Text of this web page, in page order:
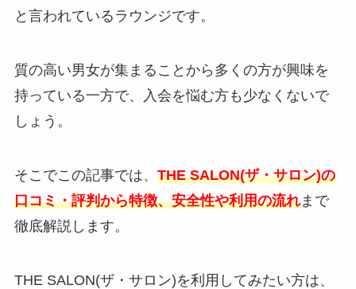
と言われているラウンジです。
質の高い男女が集まることから多くの方が興味を
持っている一方で、入会を悩む方も少なくないで
しょう。
そこでこの記事では、 THE SALON(ザ・サロン)の
口コミ・評判から特徴、安全性や利用の流れまで
徹底解説します。
THE SALON(ザ・サロン)を利用してみたい方は、